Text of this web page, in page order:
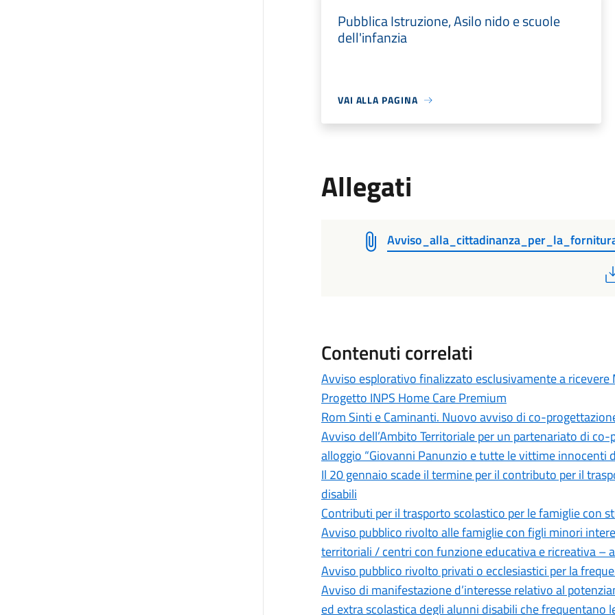
Pubblica Istruzione, Asilo nido e scuole
dell'infanzia
VAI ALLA PAGINA
Allegati
Contenuti correlati
Avviso esplorativo finalizzato esclusivamente a
Progetto INPS Home Care Premium
Rom Sinti e Caminanti. Nuovo avviso di co-
Avviso dell’Ambito Territoriale per un partenariato di
alloggio “Giovanni Panunzio e tutte le vittime innocenti
Il 20 gennaio scade il termine per il contributo per il
disabili
Contributi per il trasporto scolastico per le famiglie con
Avviso pubblico rivolto alle famiglie con figli minori
territoriali / centri con funzione educativa e ricreativa –
Avviso pubblico rivolto privati o ecclesiastici per la
Avviso di manifestazione d’interesse relativo al
ed extra scolastica degli alunni disabili che frequentano